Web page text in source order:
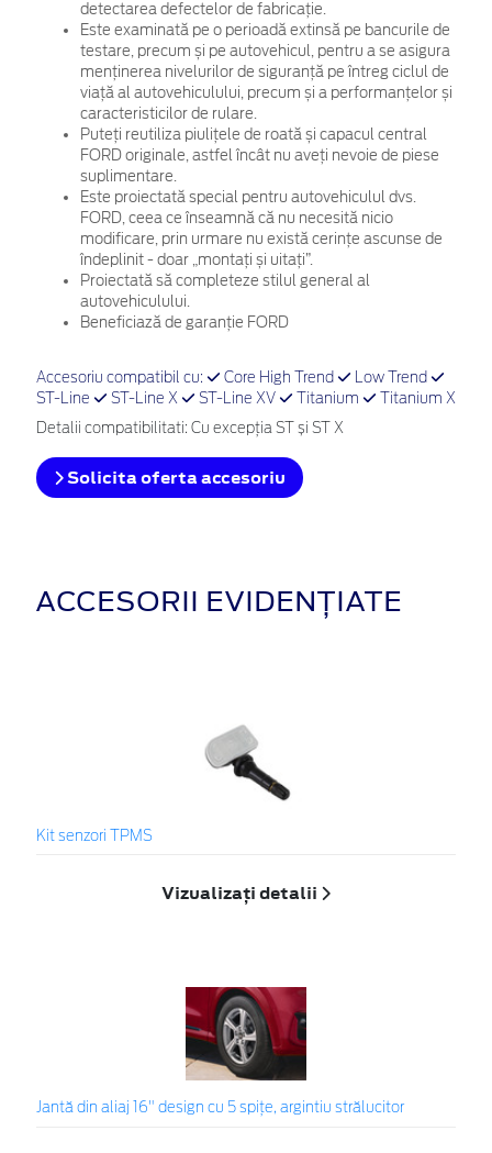
detectarea defectelor de fabricație.
Este examinată pe o perioadă extinsă pe bancurile de
testare, precum și pe autovehicul, pentru a se asigura
menținerea nivelurilor de siguranță pe întreg ciclul de
viață al autovehiculului, precum și a performanțelor și
caracteristicilor de rulare.
Puteți reutiliza piulițele de roată și capacul central
FORD originale, astfel încât nu aveți nevoie de piese
suplimentare.
Este proiectată special pentru autovehiculul dvs.
FORD, ceea ce înseamnă că nu necesită nicio
modificare, prin urmare nu există cerințe ascunse de
îndeplinit - doar „montați și uitați”.
Proiectată să completeze stilul general al
autovehiculului.
Beneficiază de garanție FORD
Accesoriu compatibil cu: Core High Trend
Low Trend
ST-Line
ST-Line X ST-Line XV Titanium Titanium X
Detalii compatibilitati: Cu excepţia ST și ST X
Solicita oferta accesoriu
ACCESORII EVIDENȚIATE
Kit senzori TPMS
Vizualizați detalii
Jantă din aliaj 16" design cu 5 spițe, argintiu strălucitor